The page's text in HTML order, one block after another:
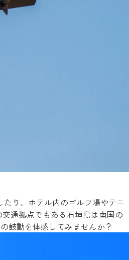
り、ホテル内のゴルフ場やテニ
通拠点でもある石垣島は南国の
鼓動を体感してみませんか？